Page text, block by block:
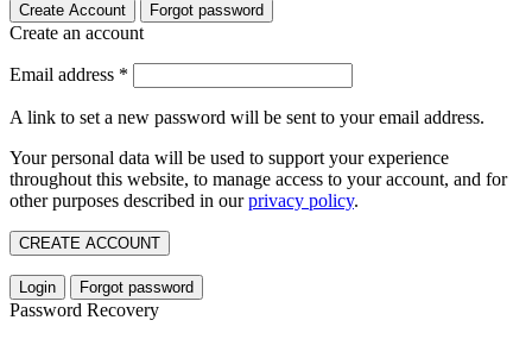
Create Account Forgot password
Create an account
Email address *
A link to set a new password will be sent to your email address.
Your personal data will be used to support your experience
throughout this website, to manage access to your account, and for
other purposes described in ourprivacy policy.
CREATE ACCOUNT
Login Forgot password
Password Recovery